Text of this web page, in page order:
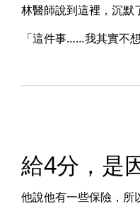
林醫師說到這裡，沉默
「這件事……我其實不
給4分，是
他說他有一些保險，所